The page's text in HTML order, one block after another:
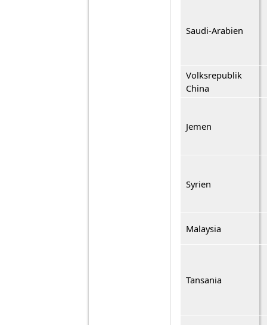
Saudi-Arabien
Volksrepublik
China
Jemen
Syrien
Malaysia
Tansania